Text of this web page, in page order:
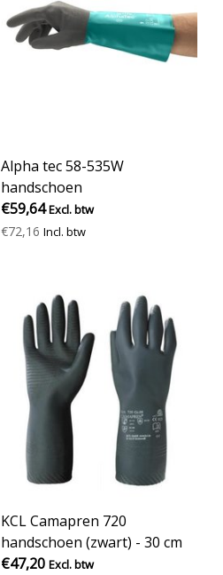
Alpha tec 58-535W
handschoen
€59,64 Excl. btw
€72,16 Incl. btw
KCL Camapren 720
handschoen (zwart) - 30 cm
€47,20 Excl. btw